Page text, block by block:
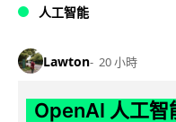
人工智能
Lawton 20 小時
OpenAI 人工智